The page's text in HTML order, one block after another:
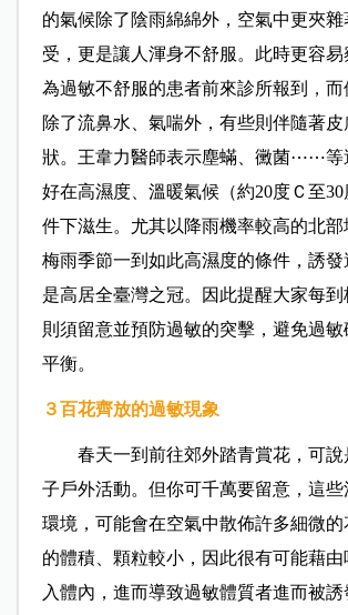
的氣候除了陰雨綿綿外，空氣中更夾
受，更是讓人渾身不舒服。此時更容易
為過敏不舒服的患者前來診所報到，
除了流鼻水、氣喘外，有些則伴隨著
狀。王韋力醫師表示塵蟎、黴菌⋯⋯等
好在高濕度、溫暖氣候（約20度Ｃ至
件下滋生。尤其以降雨機率較高的北
梅雨季節一到如此高濕度的條件，誘
是高居全臺灣之冠。因此提醒大家每到
則須留意並預防過敏的突擊，避免過
平衡。
３百花齊放的過敏現象
春天一到前往郊外踏青賞花，可說
子戶外活動。但你可千萬要留意，這
環境，可能會在空氣中散佈許多細微
的體積、顆粒較小，因此很有可能藉
入體內，進而導致過敏體質者進而被